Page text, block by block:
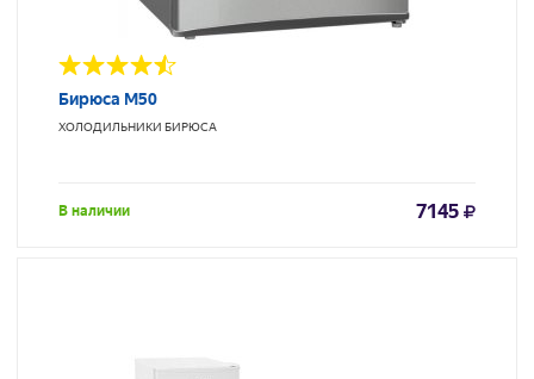
Бирюса М50
ХОЛОДИЛЬНИКИ БИРЮСА
В наличии 7145